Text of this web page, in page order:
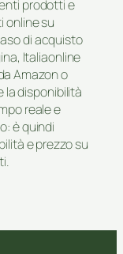
prodotti e
online su
di acquisto
Italiaonline
Amazon o
la disponibilità
reale e
è quindi
e prezzo su